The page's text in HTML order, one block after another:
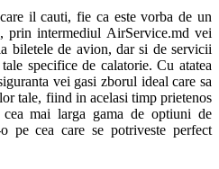
il cauti, fie ca este vorba de un
prin intermediul AirService.md vei
biletele de avion, dar si de servicii
specifice de calatorie. Cu atatea
vei gasi zborul ideal care sa
tale, fiind in acelasi timp prietenos
mai larga gama de optiuni de
pe cea care se potriveste perfect